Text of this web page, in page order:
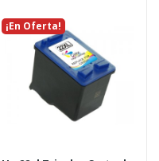
¡En Oferta!